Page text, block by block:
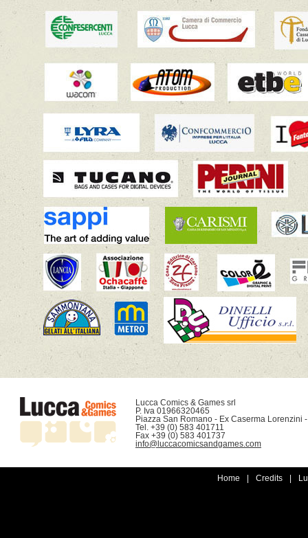
Lucca Comics & Games srl
P. Iva 01966320465
Piazza San Romano - Ex Caserma Lorenzini
Tel. +39 (0) 583 401711
info@luccacomicsandgames.com
Home Credits